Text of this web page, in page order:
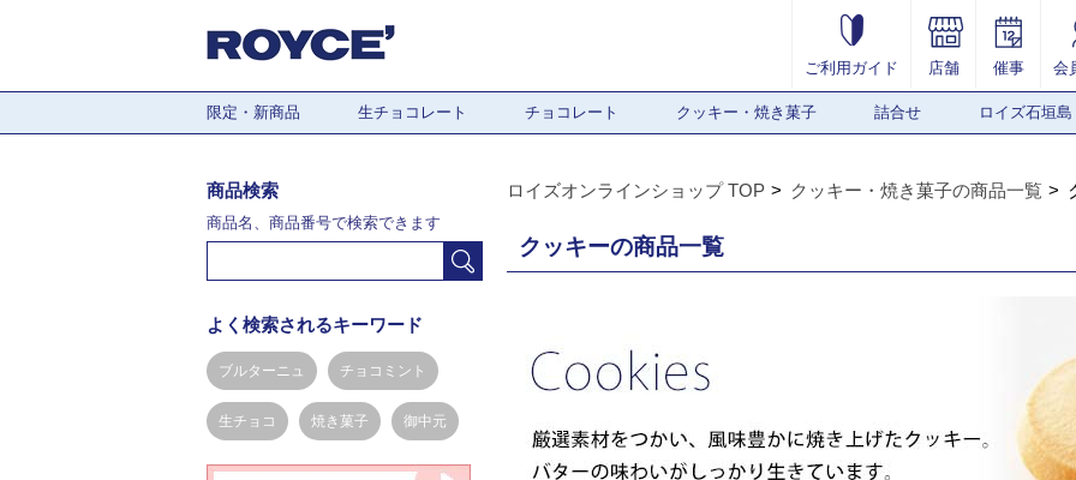
ご利用ガイド 店舗 催事 会
限定・新商品 生チョコレート チョコレート クッキー・焼き菓子 詰合せ ロイズ石垣島
ロイズオンラインショップ TOP クッキー・焼き菓子の商品一覧
クッキーの商品一覧
商品検索
商品名、商品番号で検索できます
よく検索されるキーワード
ブルターニュ チョコミント
生チョコ 焼き菓子 御中元